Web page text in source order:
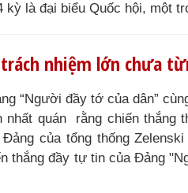
là đại biểu Quốc hội, một
nhiệm lớn chưa
“Người đầy tớ của dân”
quán rằng chiến thắng
của tổng thống
thắng đầy tự tin của Đảng